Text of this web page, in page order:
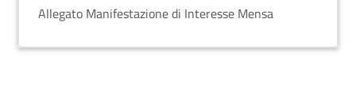
Allegato Manifestazione di Interesse Mensa